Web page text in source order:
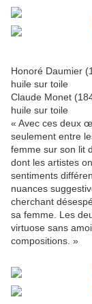
Honoré Daumier
huile sur toile
Claude Monet
huile sur toile
« Avec ces deux
seulement entre
femme sur son lit
dont les artistes
sentiments
nuances
cherchant
sa femme. Les
virtuose sans
compositions. »